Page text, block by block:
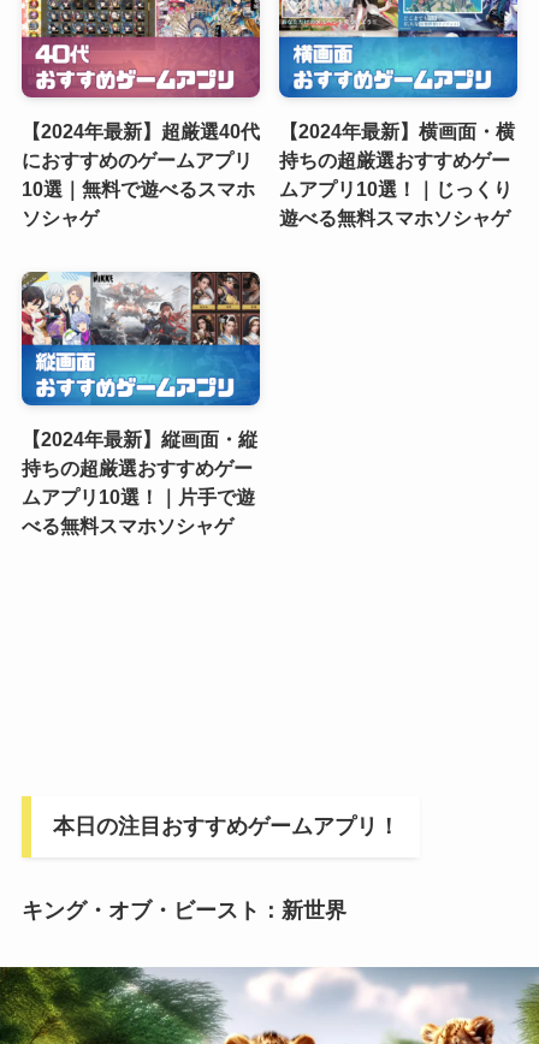
【2024年最新】超厳選40代
におすすめのゲームアプリ
10選｜無料で遊べるスマホ
ソシャゲ
【2024年最新】横画面・横
持ちの超厳選おすすめゲー
ムアプリ10選！｜じっくり
遊べる無料スマホソシャゲ
【2024年最新】縦画面・縦
持ちの超厳選おすすめゲー
ムアプリ10選！｜片手で遊
べる無料スマホソシャゲ
本日の注目おすすめゲームアプリ！
キング・オブ・ビースト：新世界